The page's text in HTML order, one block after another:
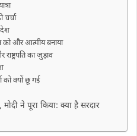
चर्चा
को और आत्मीय बनाया
का जुड़ाव
को क्यों छू गई
ने पूरा किया: क्या है सरदार